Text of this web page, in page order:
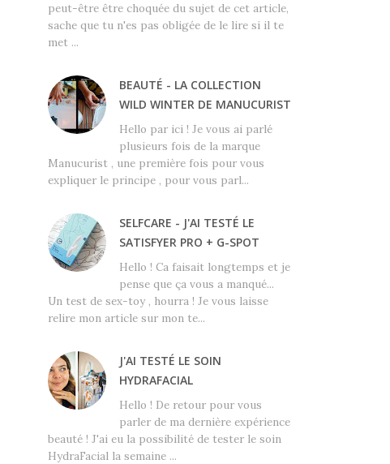
peut-être être choquée du sujet de cet article,
sache que tu n'es pas obligée de le lire si il te
met ...
BEAUTÉ - LA COLLECTION
WILD WINTER DE MANUCURIST
Hello par ici ! Je vous ai parlé
plusieurs fois de la marque
Manucurist , une première fois pour vous
expliquer le principe , pour vous parl...
SELFCARE - J'AI TESTÉ LE
SATISFYER PRO + G-SPOT
Hello ! Ca faisait longtemps et je
pense que ça vous a manqué...
Un test de sex-toy , hourra ! Je vous laisse
relire mon article sur mon te...
J'AI TESTÉ LE SOIN
HYDRAFACIAL
Hello ! De retour pour vous
parler de ma dernière expérience
beauté ! J'ai eu la possibilité de tester le soin
HydraFacial la semaine ...